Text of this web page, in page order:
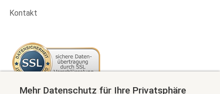
Kontakt
Mehr Datenschutz für Ihre Privatsphäre